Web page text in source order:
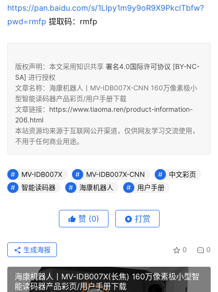
https://pan.baidu.com/s/1LIpy1m9y9oR9X9PkclTbfw?
pwd=rmfp 提取码：rmfp
版权声明：本文采用知识共享 署名4.0国际许可协议 [BY-NC-
SA] 进行授权
文章名称：海康机器人丨MV-IDB007X-CNN 160万像素极小
型智能读码器产品彩页/用户手册下载
文章链接： https://www.tiaoma.ren/product-information-
206.html
本站资源均来源于互联网公开渠道，仅供网友学习交流使用，
不用于任何商业用途。
MV-IDB007X MV-IDB007X-CNN
中文彩页
智能读码器
海康机器人 用户手册
赞 (0) 打赏
0 0
生成海报
海康机器人丨MV-IDB007X(长焦) 160万像素极小型智
能读码器产品彩页/用户手册下载